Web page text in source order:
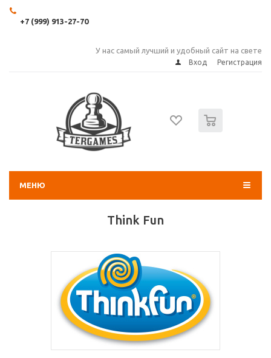
+7 (999) 913-27-70
У нас самый лучший и удобный сайт на свете
Вход Регистрация
МЕНЮ
Think Fun